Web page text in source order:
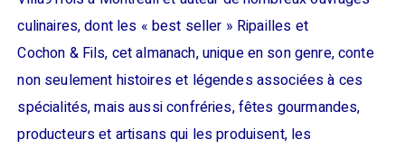
culinaires, dont les « best seller » Ripailles et
Cochon & Fils, cet almanach, unique en son genre, conte
non seulement histoires et légendes associées à ces
spécialités, mais aussi confréries, fêtes gourmandes,
producteurs et artisans qui les produisent, les